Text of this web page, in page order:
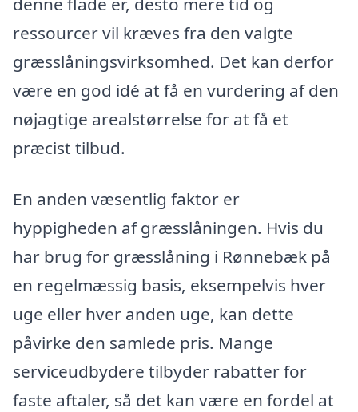
ressourcer vil kræves fra den valgte
græsslåningsvirksomhed. Det kan derfor
være en god idé at få en vurdering af den
nøjagtige arealstørrelse for at få et
præcist tilbud.
En anden væsentlig faktor er
hyppigheden af græsslåningen. Hvis du
har brug for græsslåning i Rønnebæk på
en regelmæssig basis, eksempelvis hver
uge eller hver anden uge, kan dette
påvirke den samlede pris. Mange
serviceudbydere tilbyder rabatter for
faste aftaler, så det kan være en fordel at